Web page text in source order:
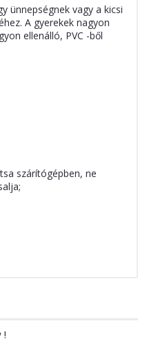
ünnepségnek vagy a kicsi
A gyerekek nagyon
ellenálló, PVC -ből
szárítógépben, ne
!